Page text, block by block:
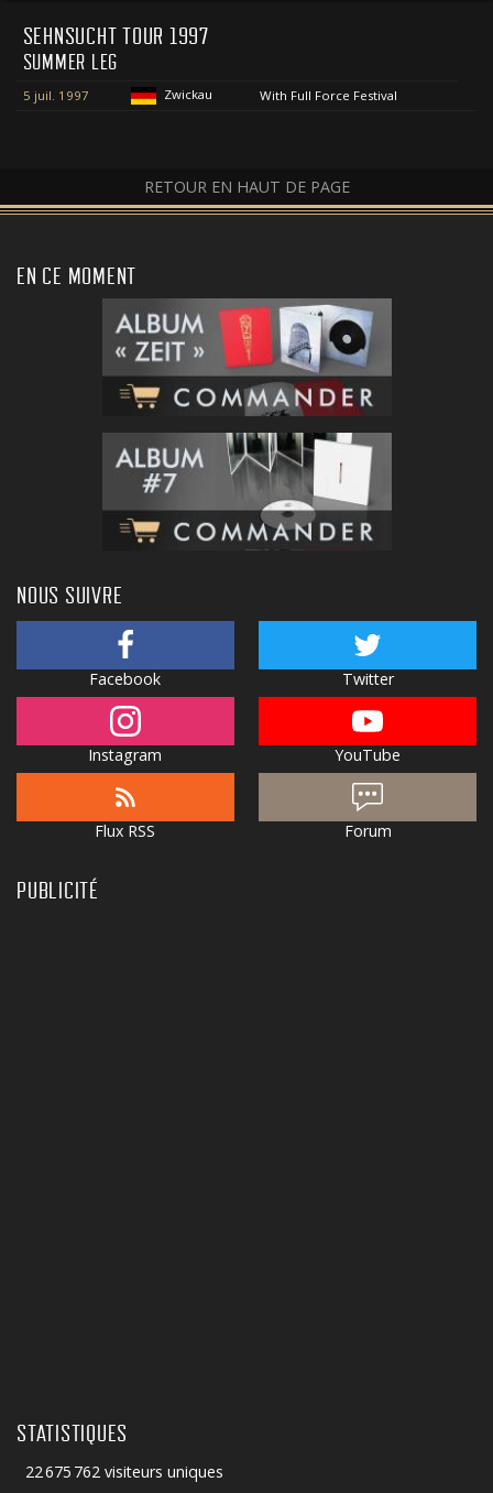
SEHNSUCHT TOUR 1997
SUMMER LEG
5 juil. 1997 Zwickau With Full Force Festival
RETOUR EN HAUT DE PAGE
EN CE MOMENT
NOUS SUIVRE
Facebook Twitter
Instagram YouTube
Flux RSS Forum
PUBLICITÉ
STATISTIQUES
22 675 762 visiteurs uniques